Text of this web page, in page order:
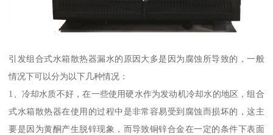
引发组合式水箱散热器漏水的原因大多是因为腐蚀所导致的，一般
情况下可以分为以下几种情况：
1、冷却水质不好，在一些使用硬水作为发动机冷却水的地区，组合
式水箱散热器在使用的过程中是非常容易受到腐蚀而损坏的，这主
要是因为黄酮产生脱锌现象，而导致铜锌合金在一定的条件下表面